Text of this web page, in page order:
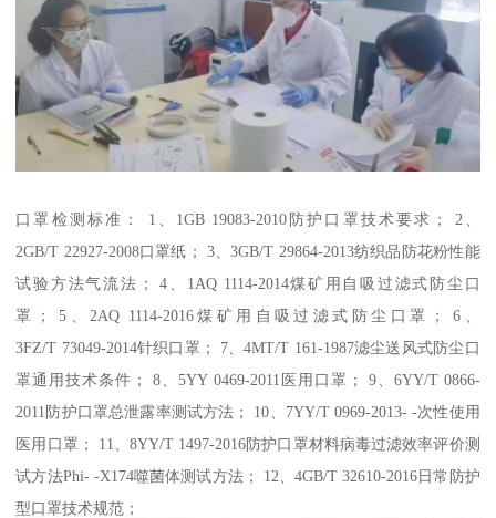
口罩检测标准： 1、1GB 19083-2010防护口罩技术要求； 2、
2GB/T 22927-2008口罩纸； 3、3GB/T 29864-2013纺织品防花粉性能
试验方法气流法； 4、1AQ 1114-2014煤矿用自吸过滤式防尘口
罩； 5、2AQ 1114-2016煤矿用自吸过滤式防尘口罩； 6、
3FZ/T 73049-2014针织口罩； 7、4MT/T 161-1987滤尘送风式防尘口
罩通用技术条件； 8、5YY 0469-2011医用口罩； 9、6YY/T 0866-
2011防护口罩总泄露率测试方法； 10、7YY/T 0969-2013- -次性使用
医用口罩； 11、8YY/T 1497-2016防护口罩材料病毒过滤效率评价测
试方法Phi- -X174噬菌体测试方法； 12、4GB/T 32610-2016日常防护
型口罩技术规范；